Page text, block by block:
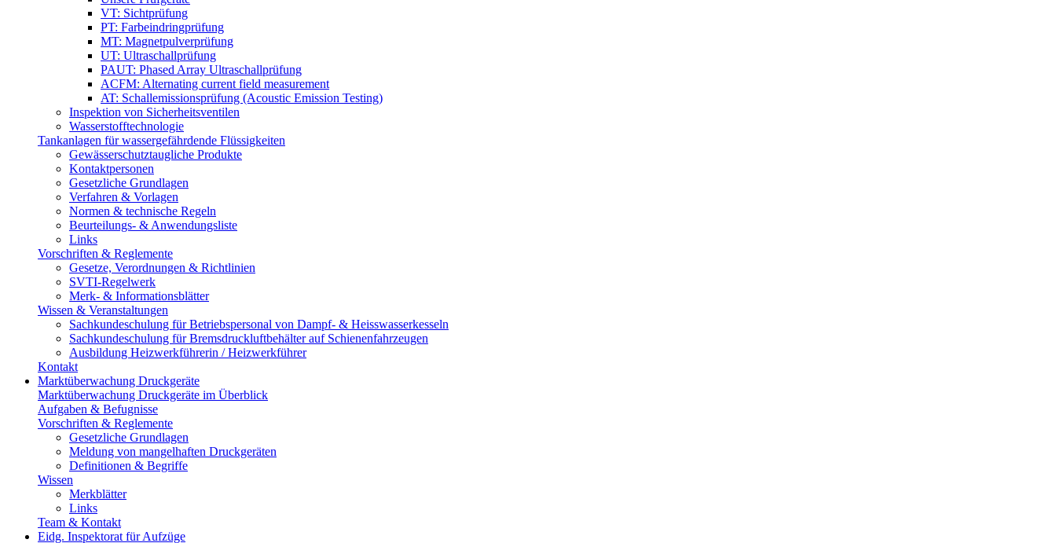
VT: Sichtprüfung
PT: Farbeindringprüfung
MT: Magnetpulverprüfung
UT: Ultraschallprüfung
PAUT: Phased Array Ultraschallprüfung
ACFM: Alternating current field measurement
AT: Schallemissionsprüfung (Acoustic Emission Testing)
Inspektion von Sicherheitsventilen
Wasserstofftechnologie
Tankanlagen für wassergefährdende Flüssigkeiten
Gewässerschutztaugliche Produkte
Kontaktpersonen
Gesetzliche Grundlagen
Verfahren & Vorlagen
Normen & technische Regeln
Beurteilungs- & Anwendungsliste
Links
Vorschriften & Reglemente
Gesetze, Verordnungen & Richtlinien
SVTI-Regelwerk
Merk- & Informationsblätter
Wissen & Veranstaltungen
Sachkundeschulung für Betriebspersonal von Dampf- & Heisswasserkesseln
Sachkundeschulung für Bremsdruckluftbehälter auf Schienenfahrzeugen
Ausbildung Heizwerkführerin / Heizwerkführer
Kontakt
Marktüberwachung Druckgeräte
Marktüberwachung Druckgeräte im Überblick
Aufgaben & Befugnisse
Vorschriften & Reglemente
Gesetzliche Grundlagen
Meldung von mangelhaften Druckgeräten
Definitionen & Begriffe
Wissen
Merkblätter
Links
Team & Kontakt
Eidg. Inspektorat für Aufzüge